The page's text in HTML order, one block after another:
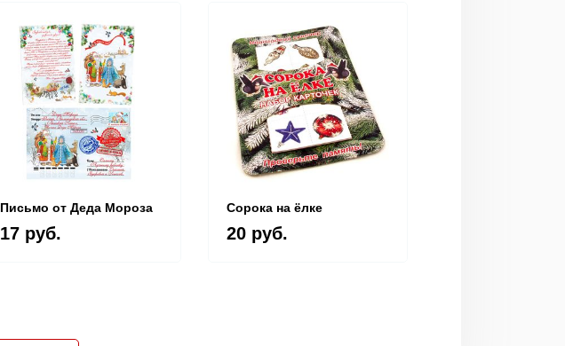
Письмо от Деда Мороза
17 руб.
Сорока на ёлке
20 руб.